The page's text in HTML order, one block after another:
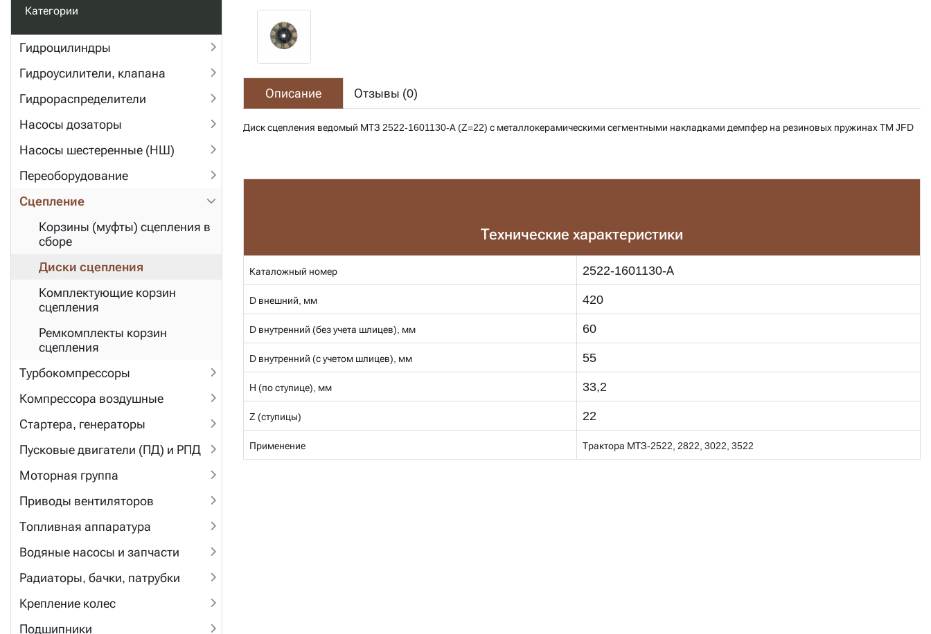
Категории
Гидроцилиндры
Гидроусилители, клапана
Гидрораспределители
Насосы дозаторы
Насосы шестеренные (НШ)
Переоборудование
Сцепление
Корзины (муфты) сцепления в
сборе
Диски сцепления
Комплектующие корзин
сцепления
Ремкомплекты корзин
сцепления
Турбокомпрессоры
Компрессора воздушные
Стартера, генераторы
Пусковые двигатели (ПД) и РПД
Моторная группа
Приводы вентиляторов
Топливная аппаратура
Водяные насосы и запчасти
Радиаторы, бачки, патрубки
Крепление колес
Подшипники
Описание Отзывы (0)
Диск сцепления ведомый МТЗ 2522-1601130-А (Z=22) с металлокерамическими сегментными накладками демпфер на резиновых пружинах ТМ JFD
Технические характеристики
Каталожный номер 2522-1601130-А
D внешний, мм 420
D внутренний (без учета шлицев), мм 60
D внутренний (с учетом шлицев), мм 55
H (по ступице), мм 33,2
Z (ступицы) 22
Применение Трактора МТЗ-2522, 2822, 3022, 3522